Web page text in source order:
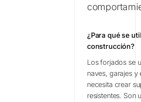
¿Para qué se
construcción?
Los forjados se
naves, garajes y
necesita crear
resistentes. Son